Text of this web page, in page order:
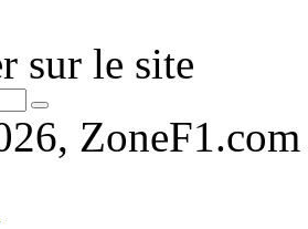
sur le site
ZoneF1.com